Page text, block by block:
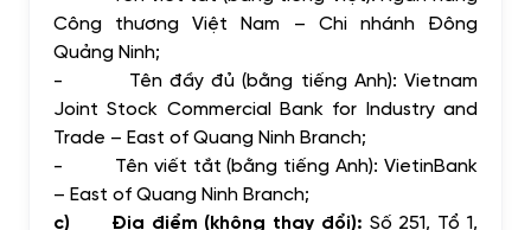
Công thương Việt Nam – Chi nhánh Đông
Quảng Ninh;
-
Tên đầy đủ (bằng tiếng Anh): Vietnam
Joint Stock Commercial Bank for Industry and
Trade – East of Quang Ninh Branch;
-
Tên viết tắt (bằng tiếng Anh): VietinBank
– East of Quang Ninh Branch;
c)
Địa điểm (không thay đổi): Số 251, Tổ 1,